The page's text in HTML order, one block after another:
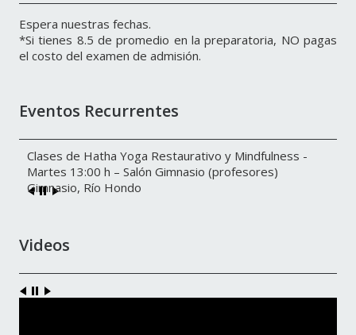
Espera nuestras fechas.
*Si tienes 8.5 de promedio en la preparatoria, NO pagas
el costo del examen de admisión.
Eventos Recurrentes
Clases de Hatha Yoga Restaurativo y Mindfulness -
Martes 13:00 h – Salón Gimnasio (profesores)
Gimnasio, Río Hondo
Videos